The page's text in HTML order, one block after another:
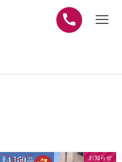
お知らせ